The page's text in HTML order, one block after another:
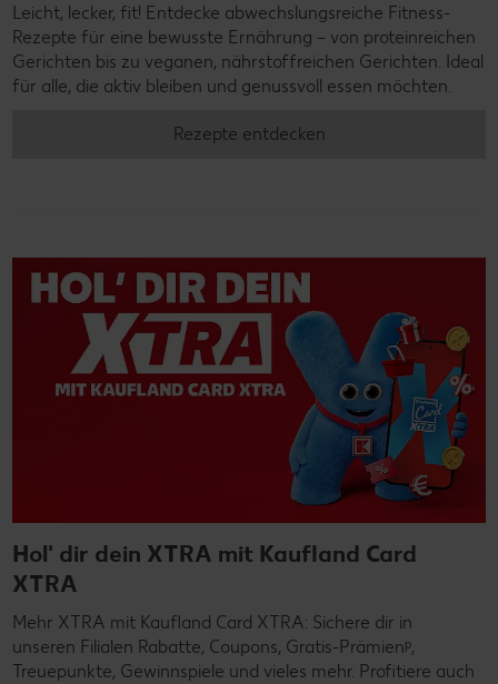
Leicht, lecker, fit! Entdecke abwechslungsreiche Fitness-
Rezepte für eine bewusste Ernährung – von proteinreichen
Gerichten bis zu veganen, nährstoffreichen Gerichten. Ideal
für alle, die aktiv bleiben und genussvoll essen möchten.
Rezepte entdecken
Hol' dir dein XTRA mit Kaufland Card
XTRA
Mehr XTRA mit Kaufland Card XTRA: Sichere dir in
unseren Filialen Rabatte, Coupons, Gratis-Prämienᵖ,
Treuepunkte, Gewinnspiele und vieles mehr. Profitiere auch